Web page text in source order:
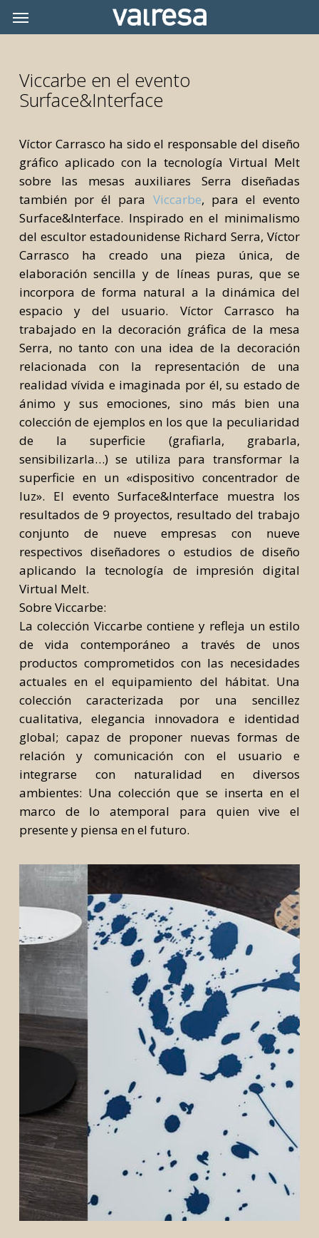
Menu
Viccarbe en el evento
Surface&Interface
Víctor Carrasco ha sido el responsable del diseño
gráfico aplicado con la tecnología Virtual Melt
sobre las mesas auxiliares Serra diseñadas
también por él para Viccarbe, para el evento
Surface&Interface. Inspirado en el minimalismo
del escultor estadounidense Richard Serra, Víctor
Carrasco ha creado una pieza única, de
elaboración sencilla y de líneas puras, que se
incorpora de forma natural a la dinámica del
espacio y del usuario. Víctor Carrasco ha
trabajado en la decoración gráfica de la mesa
Serra, no tanto con una idea de la decoración
relacionada con la representación de una
realidad vívida e imaginada por él, su estado de
ánimo y sus emociones, sino más bien una
colección de ejemplos en los que la peculiaridad
de la superficie (grafiarla, grabarla,
sensibilizarla…) se utiliza para transformar la
superficie en un «dispositivo concentrador de
luz». El evento Surface&Interface muestra los
resultados de 9 proyectos, resultado del trabajo
conjunto de nueve empresas con nueve
respectivos diseñadores o estudios de diseño
aplicando la tecnología de impresión digital
Virtual Melt.
Sobre Viccarbe:
La colección Viccarbe contiene y refleja un estilo
de vida contemporáneo a través de unos
productos comprometidos con las necesidades
actuales en el equipamiento del hábitat. Una
colección caracterizada por una sencillez
cualitativa, elegancia innovadora e identidad
global; capaz de proponer nuevas formas de
relación y comunicación con el usuario e
integrarse con naturalidad en diversos
ambientes: Una colección que se inserta en el
marco de lo atemporal para quien vive el
presente y piensa en el futuro.